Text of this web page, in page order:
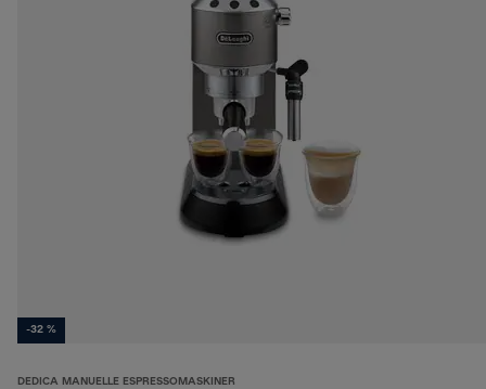
-32 %
DEDICA MANUELLE ESPRESSOMASKINER